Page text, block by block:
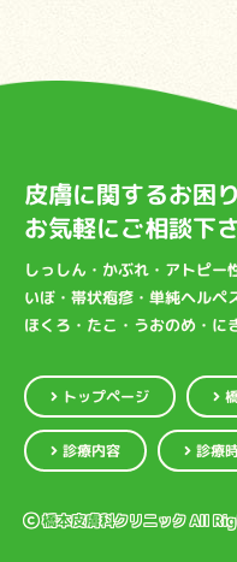
皮膚に関するお困
お気軽にご相談下
しっしん・かぶれ・アトピ
いぼ・帯状疱疹・単純ヘルペ
ほくろ・たこ・うおのめ・に
トップページ
診療内容 診療
橋本皮膚科クリニック All